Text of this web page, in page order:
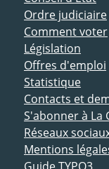
Ordre judiciaire
Comment voter
Législation
Offres d'emploi
Statistique
Contacts et
S'abonner à La
Réseaux
Mentions